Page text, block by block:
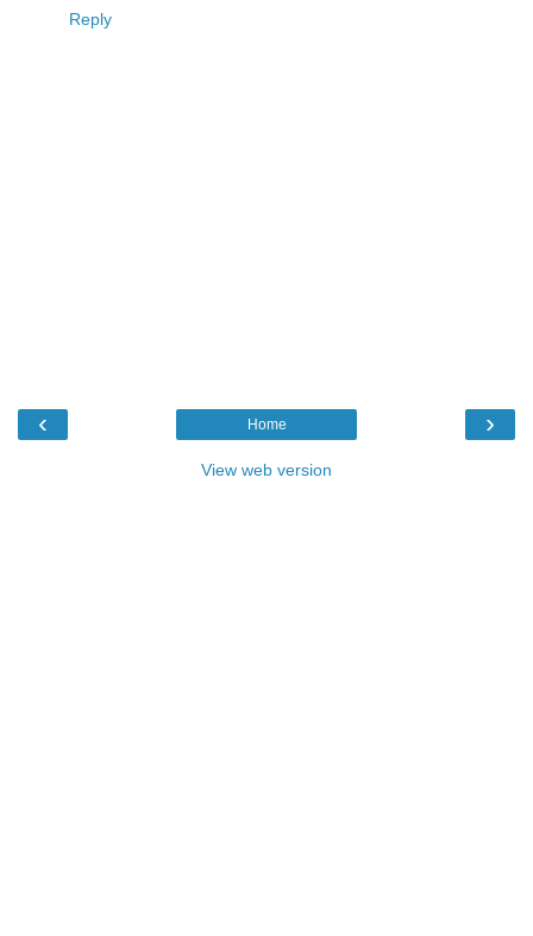
Reply
‹ ›
Home
View web version